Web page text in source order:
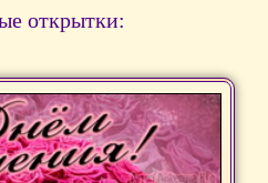
открытки: